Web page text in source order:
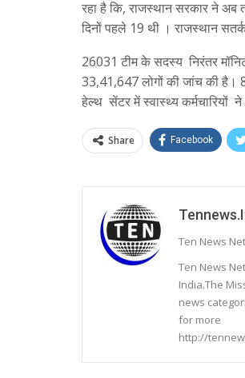
रहा है कि, राजस्थान सरकार ने
दिनों पहले 19 थी । राजस्थान
26031 टीम के सदस्य निरंतर
33,41,647 लोगों की जांच की है।
हेल्थ सेंटर में स्वास्थ्य कर्मचारियों
Share Facebook
Ten News
Ten News
India.The
news
for more
http://